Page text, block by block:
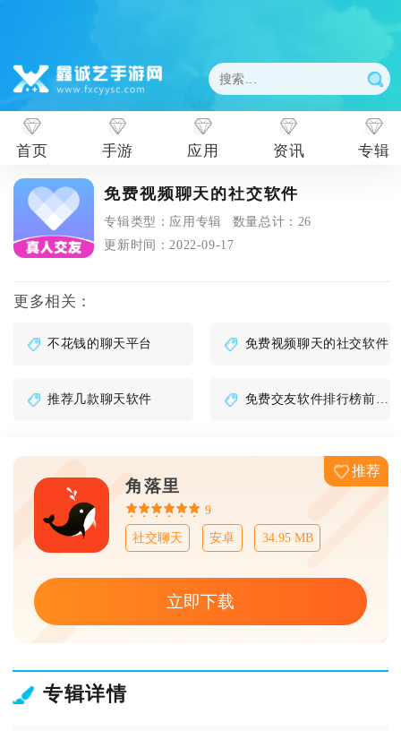
首页 手游 应用 资讯 专辑
免费视频聊天的社交软件
专辑类型：应用专辑
数量总计：26
更新时间：2022-09-17
更多相关：
不花钱的聊天平台 免费视频聊天的社交软件
推荐几款聊天软件
推荐
角落里
9
社交聊天
安卓 34.95 MB
立即下载
专辑详情